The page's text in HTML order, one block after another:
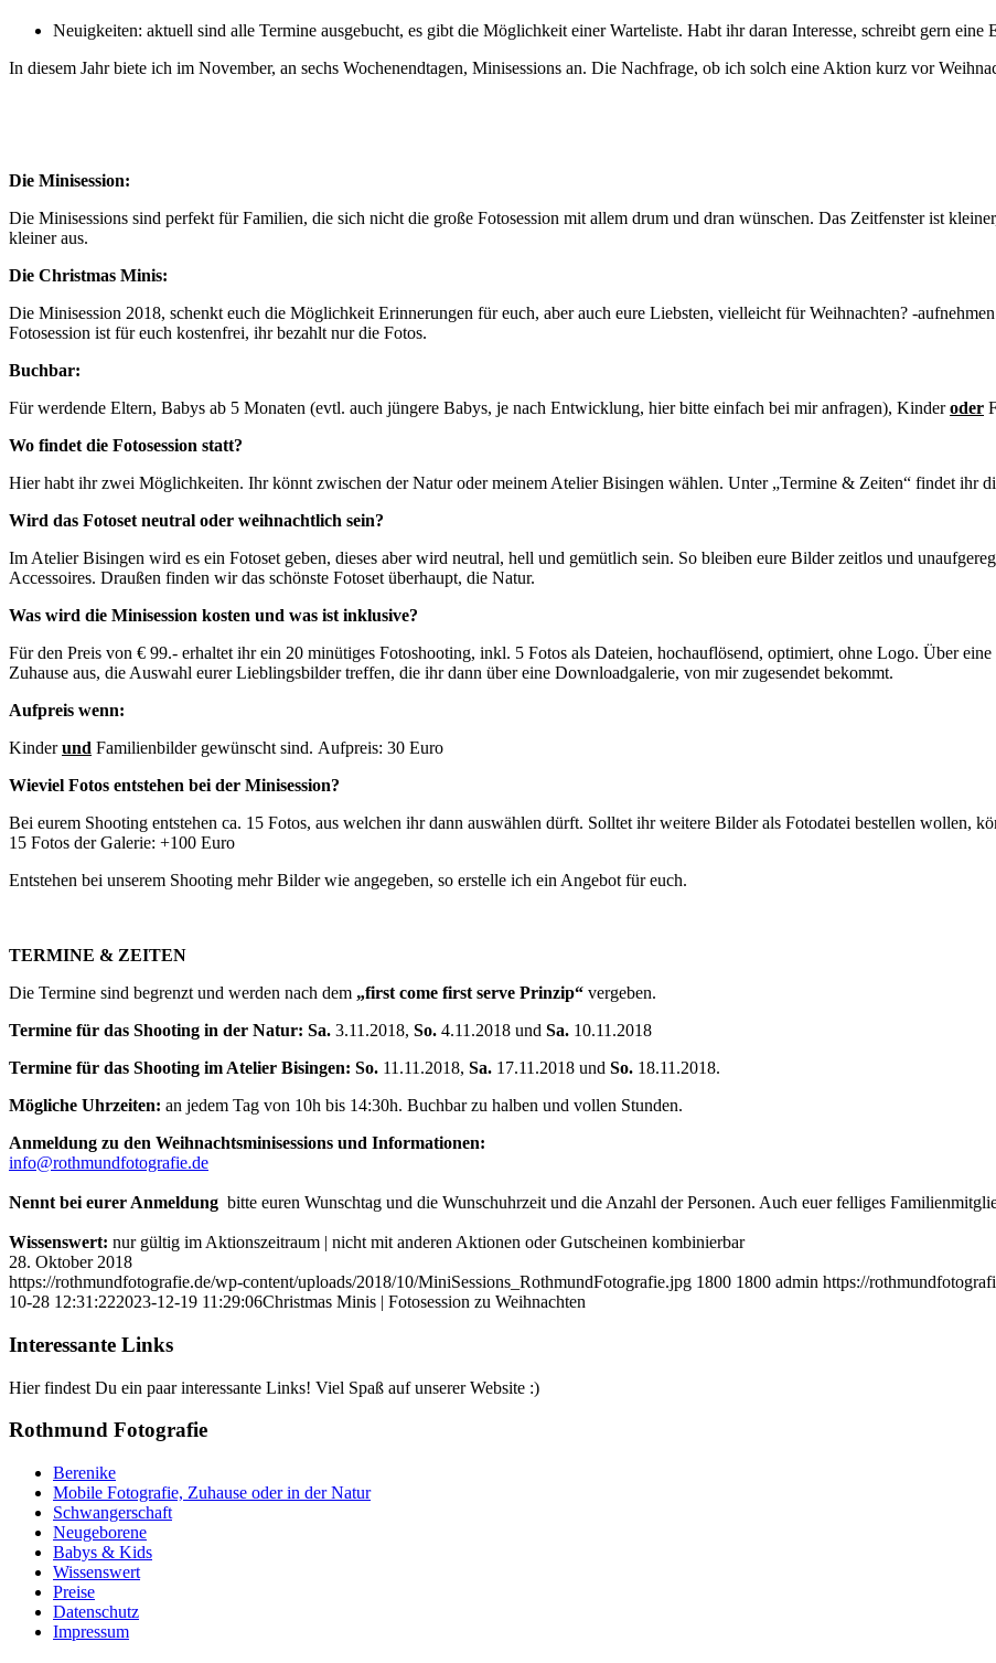
Neuigkeiten: aktuell sind alle Termine ausgebucht, es gibt die Möglichkeit einer Warteliste. Habt ihr daran Interesse, schreibt gern eine
In diesem Jahr biete ich im November, an sechs Wochenendtagen, Minisessions an. Die Nachfrage, ob ich solch eine Aktion kurz vor
Die Minisession:
Die Minisessions sind perfekt für Familien, die sich nicht die große Fotosession mit allem drum und dran wünschen. Das Zeitfenster ist
kleiner aus.
Die Christmas Minis:
Die Minisession 2018, schenkt euch die Möglichkeit Erinnerungen für euch, aber auch eure Liebsten, vielleicht für Weihnachten? -
Fotosession ist für euch kostenfrei, ihr bezahlt nur die Fotos.
Buchbar:
Für werdende Eltern, Babys ab 5 Monaten (evtl. auch jüngere Babys, je nach Entwicklung, hier bitte einfach bei mir anfragen), Kinderoder
Wo findet die Fotosession statt?
Hier habt ihr zwei Möglichkeiten. Ihr könnt zwischen der Natur oder meinem Atelier Bisingen wählen. Unter „Termine & Zeiten“ findet ihr
Wird das Fotoset neutral oder weihnachtlich sein?
Im Atelier Bisingen wird es ein Fotoset geben, dieses aber wird neutral, hell und gemütlich sein. So bleiben eure Bilder zeitlos und
Accessoires. Draußen finden wir das schönste Fotoset überhaupt, die Natur.
Was wird die Minisession kosten und was ist inklusive?
Für den Preis von € 99.- erhaltet ihr ein 20 minütiges Fotoshooting, inkl. 5 Fotos als Dateien, hochauflösend, optimiert, ohne Logo. Über
Zuhause aus, die Auswahl eurer Lieblingsbilder treffen, die ihr dann über eine Downloadgalerie, von mir zugesendet bekommt.
Aufpreis wenn:
Kinderund Familienbilder gewünscht sind. Aufpreis: 30 Euro
Wieviel Fotos entstehen bei der Minisession?
Bei eurem Shooting entstehen ca. 15 Fotos, aus welchen ihr dann auswählen dürft. Solltet ihr weitere Bilder als Fotodatei bestellen wollen,
15 Fotos der Galerie: +100 Euro
Entstehen bei unserem Shooting mehr Bilder wie angegeben, so erstelle ich ein Angebot für euch.
TERMINE & ZEITEN
Die Termine sind begrenzt und werden nach dem „first come first serve Prinzip“ vergeben.
Termine für das Shooting in der Natur: Sa. 3.11.2018, So. 4.11.2018 und Sa. 10.11.2018
Termine für das Shooting im Atelier Bisingen: So. 11.11.2018, Sa. 17.11.2018 und So. 18.11.2018.
Mögliche Uhrzeiten: an jedem Tag von 10h bis 14:30h. Buchbar zu halben und vollen Stunden.
Anmeldung zu den Weihnachtsminisessions und Informationen:
info@rothmundfotografie.de
Nennt bei eurer Anmeldung bitte euren Wunschtag und die Wunschuhrzeit und die Anzahl der Personen. Auch euer felliges
Wissenswert: nur gültig im Aktionszeitraum | nicht mit anderen Aktionen oder Gutscheinen kombinierbar
28. Oktober 2018
https://rothmundfotografie.de/wp-content/uploads/2018/10/MiniSessions_RothmundFotografie.jpg 1800 1800 admin https://
10-28 12:31:222023-12-19 11:29:06Christmas Minis | Fotosession zu Weihnachten
Interessante Links
Hier findest Du ein paar interessante Links! Viel Spaß auf unserer Website :)
Rothmund Fotografie
Berenike
Mobile Fotografie, Zuhause oder in der Natur
Schwangerschaft
Neugeborene
Babys & Kids
Wissenswert
Preise
Datenschutz
Impressum